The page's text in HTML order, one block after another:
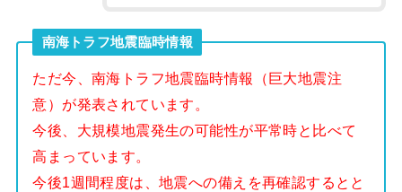
南海トラフ地震臨時情報
ただ今、南海トラフ地震臨時情報（巨大地震注
意）が発表されています。
今後、大規模地震発生の可能性が平常時と比べて
高まっています。
今後1週間程度は、地震への備えを再確認するとと